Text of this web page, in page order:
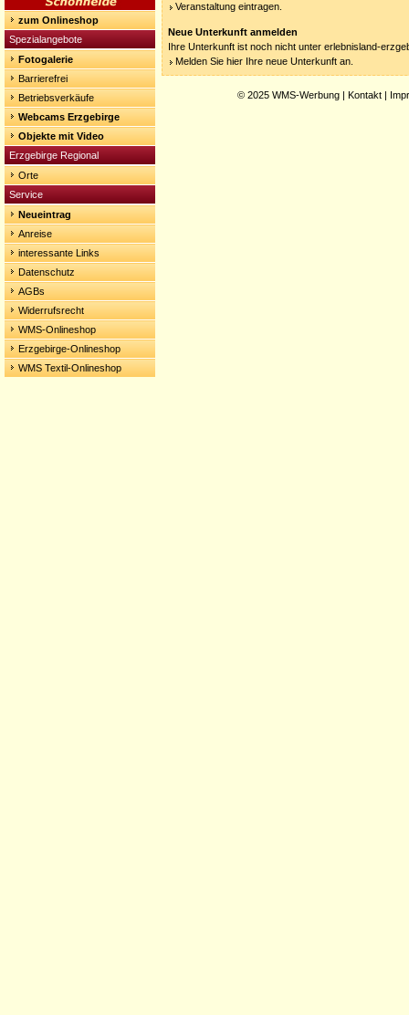
zum Onlineshop
Spezialangebote
Fotogalerie
Barrierefrei
Betriebsverkäufe
Webcams Erzgebirge
Objekte mit Video
Erzgebirge Regional
Orte
Service
Neueintrag
Anreise
interessante Links
Datenschutz
AGBs
Widerrufsrecht
WMS-Onlineshop
Erzgebirge-Onlineshop
WMS Textil-Onlineshop
Veranstaltung eintragen.
Neue Unterkunft anmelden
Ihre Unterkunft ist noch nicht unter erlebnisland-
Melden Sie hier Ihre neue Unterkunft an.
© 2025 WMS-Werbung | Kontakt |